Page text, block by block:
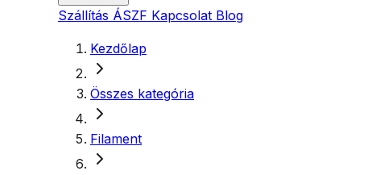
Szállítás ÁSZF Kapcsolat Blog
Kezdőlap
Összes kategória
Filament